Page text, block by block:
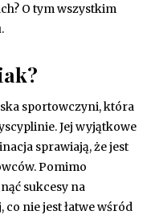
O tym wszystkim
sportowczyni, która
Jej wyjątkowe
sprawiają, że jest
Pomimo
sukcesy na
nie jest łatwe wśród